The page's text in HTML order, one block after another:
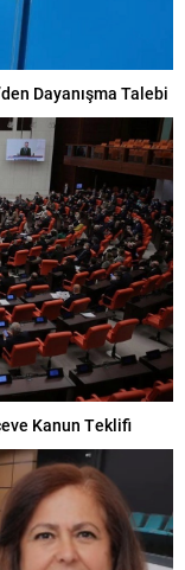
Dayanışma Talebi
Kanun Teklifi